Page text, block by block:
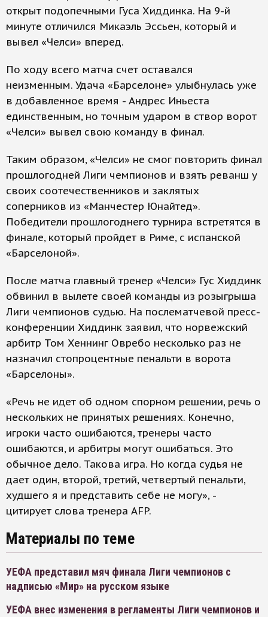
открыт подопечными Гуса Хиддинка. На 9-й
минуте отличился Микаэль Эссьен, который и
вывел «Челси» вперед.
По ходу всего матча счет оставался
неизменным. Удача «Барселоне» улыбнулась уже
в добавленное время - Андрес Иньеста
единственным, но точным ударом в створ ворот
«Челси» вывел свою команду в финал.
Таким образом, «Челси» не смог повторить финал
прошлогодней Лиги чемпионов и взять реванш у
своих соотечественников и заклятых
соперников из «Манчестер Юнайтед».
Победители прошлогоднего турнира встретятся в
финале, который пройдет в Риме, с испанской
«Барселоной».
После матча главный тренер «Челси» Гус Хиддинк
обвинил в вылете своей команды из розыгрыша
Лиги чемпионов судью. На послематчевой пресс-
конференции Хиддинк заявил, что норвежский
арбитр Том Хеннинг Овребо несколько раз не
назначил стопроцентные пенальти в ворота
«Барселоны».
«Речь не идет об одном спорном решении, речь о
нескольких не принятых решениях. Конечно,
игроки часто ошибаются, тренеры часто
ошибаются, и арбитры могут ошибаться. Это
обычное дело. Такова игра. Но когда судья не
дает один, второй, третий, четвертый пенальти,
худшего я и представить себе не могу», -
цитирует слова тренера AFP.
Материалы по теме
УЕФА представил мяч финала Лиги чемпионов с
надписью «Мир» на русском языке
УЕФА внес изменения в регламенты Лиги чемпионов и